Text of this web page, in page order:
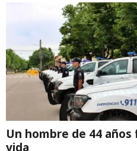
Un hombre de 44
vida